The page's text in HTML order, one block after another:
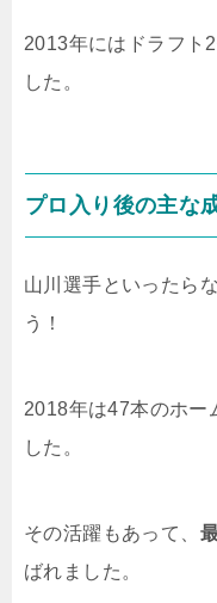
2013年にはドラフト
した。
プロ入り後の主な
山川選手といったら
う！
2018年は47本のホー
した。
その活躍もあって、
ばれました。